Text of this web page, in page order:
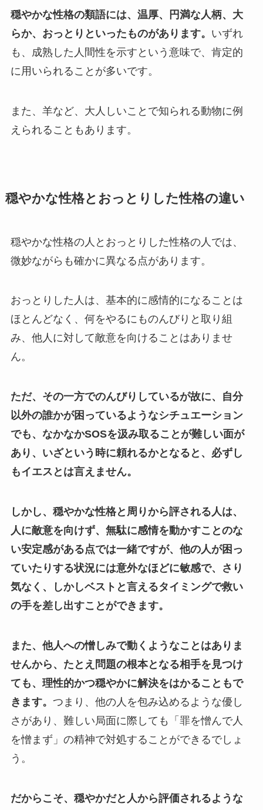
穏やかな性格の類語には、温厚、円満な人柄、大
らか、おっとりといったものがあります。 いずれ
も、成熟した人間性を示すという意味で、肯定的
に用いられることが多いです。
また、羊など、大人しいことで知られる動物に例
えられることもあります。
穏やかな性格とおっとりした性格の違い
穏やかな性格の人とおっとりした性格の人では、
微妙ながらも確かに異なる点があります。
おっとりした人は、基本的に感情的になることは
ほとんどなく、何をやるにものんびりと取り組
み、他人に対して敵意を向けることはありませ
ん。
ただ、その一方でのんびりしているが故に、自分
以外の誰かが困っているようなシチュエーション
でも、なかなかSOSを汲み取ることが難しい面が
あり、いざという時に頼れるかとなると、必ずし
もイエスとは言えません。
しかし、穏やかな性格と周りから評される人は、
人に敵意を向けず、無駄に感情を動かすことのな
い安定感がある点では一緒ですが、他の人が困っ
ていたりする状況には意外なほどに敏感で、さり
気なく、しかしベストと言えるタイミングで救い
の手を差し出すことができます。
また、他人への憎しみで動くようなことはありま
せんから、たとえ問題の根本となる相手を見つけ
ても、理性的かつ穏やかに解決をはかることもで
きます。 つまり、他の人を包み込めるような優し
さがあり、難しい局面に際しても「罪を憎んで人
を憎まず」の精神で対処することができるでしょ
う。
だからこそ、穏やかだと人から評価されるような